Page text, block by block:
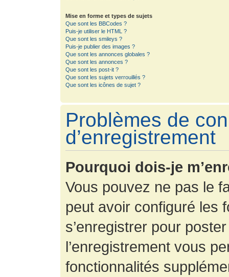
Mise en forme et types de sujets
Que sont les BBCodes ?
Puis-je utiliser le HTML ?
Que sont les smileys ?
Puis-je publier des images ?
Que sont les annonces globales ?
Que sont les annonces ?
Que sont les post-it ?
Que sont les sujets verrouillés ?
Que sont les icônes de sujet ?
Problèmes de
d’enregistrement
Pourquoi dois-je
Vous pouvez ne pas le
peut avoir configuré les
s’enregistrer pour
l’enregistrement vous
fonctionnalités